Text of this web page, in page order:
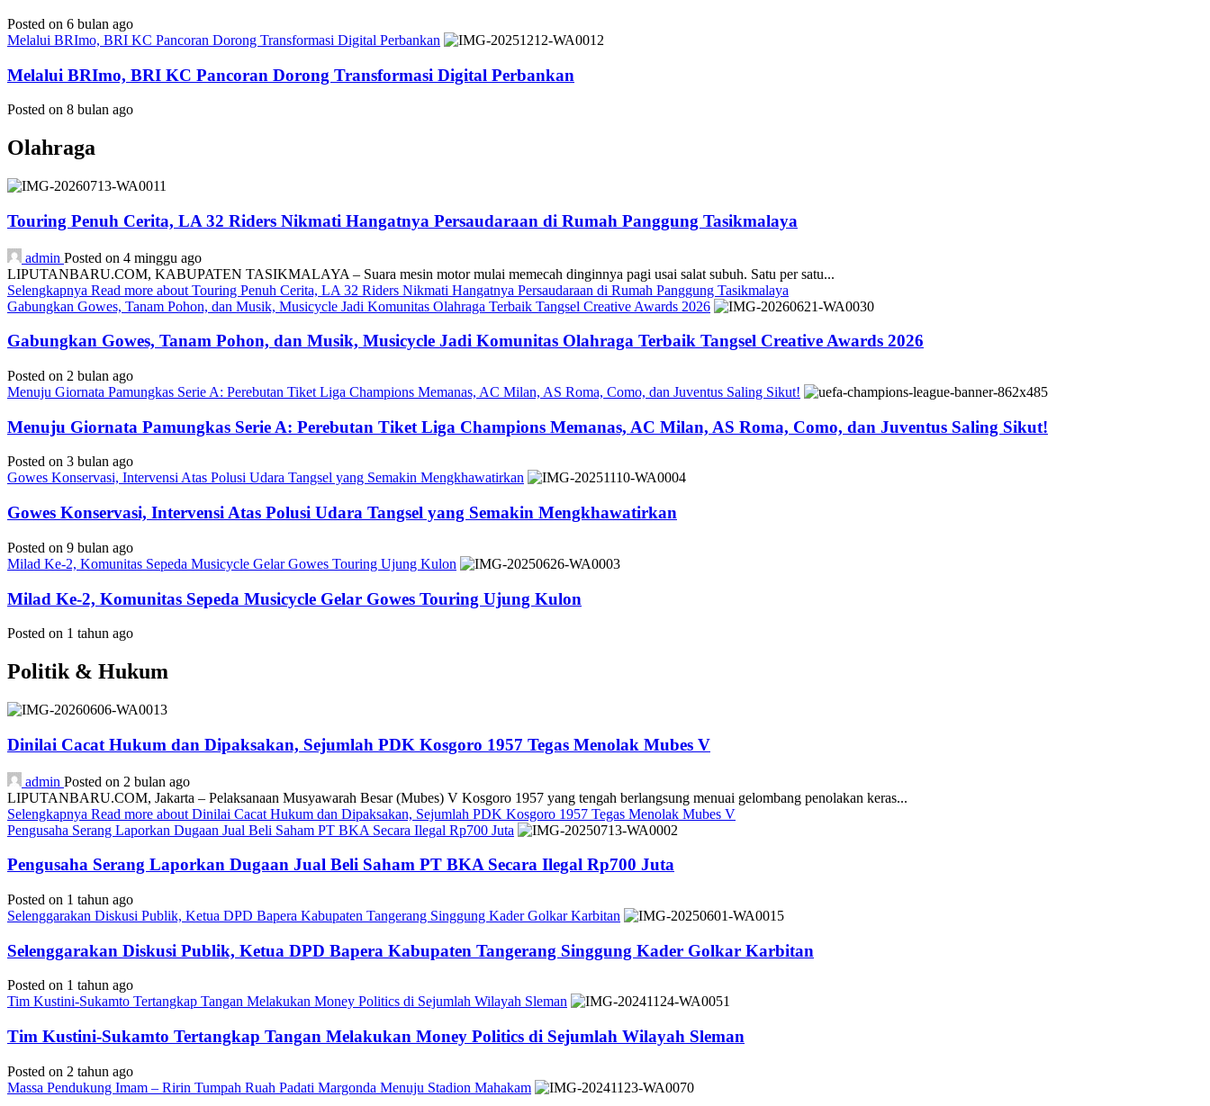
Posted on 6 bulan ago
Melalui BRImo, BRI KC Pancoran Dorong Transformasi Digital Perbankan
Melalui BRImo, BRI KC Pancoran Dorong Transformasi Digital Perbankan
Posted on 8 bulan ago
Olahraga
Touring Penuh Cerita, LA 32 Riders Nikmati Hangatnya Persaudaraan di Rumah Panggung Tasikmalaya
admin Posted on 4 minggu ago
LIPUTANBARU.COM, KABUPATEN TASIKMALAYA – Suara mesin motor mulai memecah dinginnya pagi usai salat subuh. Satu per satu...
Selengkapnya Read more about Touring Penuh Cerita, LA 32 Riders Nikmati Hangatnya Persaudaraan di Rumah Panggung Tasikmalaya
Gabungkan Gowes, Tanam Pohon, dan Musik, Musicycle Jadi Komunitas Olahraga Terbaik Tangsel Creative Awards 2026
Gabungkan Gowes, Tanam Pohon, dan Musik, Musicycle Jadi Komunitas Olahraga Terbaik Tangsel Creative Awards 2026
Posted on 2 bulan ago
Menuju Giornata Pamungkas Serie A: Perebutan Tiket Liga Champions Memanas, AC Milan, AS Roma, Como, dan Juventus Saling Sikut!
Menuju Giornata Pamungkas Serie A: Perebutan Tiket Liga Champions Memanas, AC Milan, AS Roma, Como, dan Juventus Saling Sikut!
Posted on 3 bulan ago
Gowes Konservasi, Intervensi Atas Polusi Udara Tangsel yang Semakin Mengkhawatirkan
Gowes Konservasi, Intervensi Atas Polusi Udara Tangsel yang Semakin Mengkhawatirkan
Posted on 9 bulan ago
Milad Ke-2, Komunitas Sepeda Musicycle Gelar Gowes Touring Ujung Kulon
Milad Ke-2, Komunitas Sepeda Musicycle Gelar Gowes Touring Ujung Kulon
Posted on 1 tahun ago
Politik & Hukum
Dinilai Cacat Hukum dan Dipaksakan, Sejumlah PDK Kosgoro 1957 Tegas Menolak Mubes V
admin Posted on 2 bulan ago
LIPUTANBARU.COM, Jakarta – Pelaksanaan Musyawarah Besar (Mubes) V Kosgoro 1957 yang tengah berlangsung menuai gelombang penolakan keras...
Selengkapnya Read more about Dinilai Cacat Hukum dan Dipaksakan, Sejumlah PDK Kosgoro 1957 Tegas Menolak Mubes V
Pengusaha Serang Laporkan Dugaan Jual Beli Saham PT BKA Secara Ilegal Rp700 Juta
Pengusaha Serang Laporkan Dugaan Jual Beli Saham PT BKA Secara Ilegal Rp700 Juta
Posted on 1 tahun ago
Selenggarakan Diskusi Publik, Ketua DPD Bapera Kabupaten Tangerang Singgung Kader Golkar Karbitan
Selenggarakan Diskusi Publik, Ketua DPD Bapera Kabupaten Tangerang Singgung Kader Golkar Karbitan
Posted on 1 tahun ago
Tim Kustini-Sukamto Tertangkap Tangan Melakukan Money Politics di Sejumlah Wilayah Sleman
Tim Kustini-Sukamto Tertangkap Tangan Melakukan Money Politics di Sejumlah Wilayah Sleman
Posted on 2 tahun ago
Massa Pendukung Imam – Ririn Tumpah Ruah Padati Margonda Menuju Stadion Mahakam